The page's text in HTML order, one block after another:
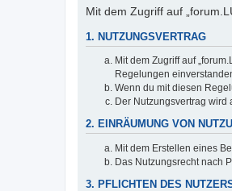
Mit dem Zugriff auf
1. NUTZUNGSVERTRAG
Mit dem Zugriff auf
Regelungen
Wenn du mit diesen
Der Nutzungsvertrag
2. EINRÄUMUNG VON
Mit dem Erstellen eines
Das Nutzungsrecht nach
3. PFLICHTEN DES